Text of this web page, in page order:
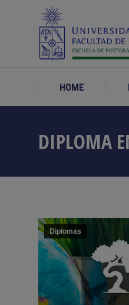
HOME
DIPLOMA
Diplomas
HOME